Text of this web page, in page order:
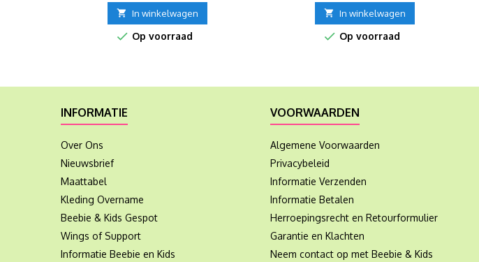
 In winkelwagen
 Op voorraad
 In winkelwagen
 Op voorraad
INFORMATIE
Over Ons
Nieuwsbrief
Maattabel
Kleding Overname
Beebie & Kids Gespot
Wings of Support
Informatie Beebie en Kids
VOORWAARDEN
Algemene Voorwaarden
Privacybeleid
Informatie Verzenden
Informatie Betalen
Herroepingsrecht en Retourformulier
Garantie en Klachten
Neem contact op met Beebie & Kids